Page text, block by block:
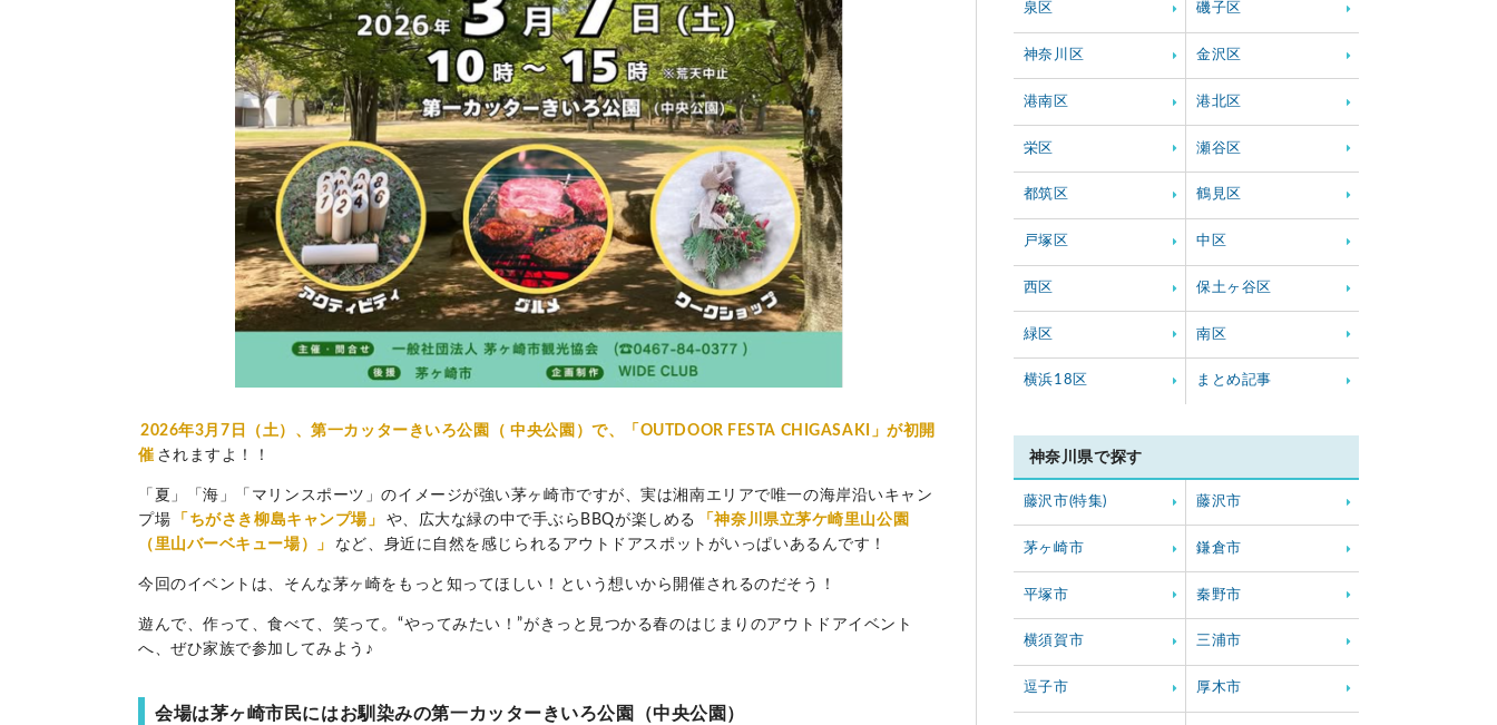
2026年3月7日（土）、第一カッターきいろ公園（ 中央公園）で、「OUTDOOR FESTA CHIGASAKI」が初開
催 されますよ！！
「夏」「海」「マリンスポーツ」のイメージが強い茅ヶ崎市ですが、実は湘南エリアで唯一の海岸沿いキャン
プ場
「ちがさき柳島キャンプ場」 や、広大な緑の中で手ぶらBBQが楽しめる
「神奈川県立茅ケ崎里山公園
（里山バーベキュー場）」
など、身近に自然を感じられるアウトドアスポットがいっぱいあるんです！
今回のイベントは、そんな茅ヶ崎をもっと知ってほしい！という想いから開催されるのだそう！
遊んで、作って、食べて、笑って。“やってみたい！”がきっと見つかる春のはじまりのアウトドアイベント
へ、ぜひ家族で参加してみよう♪
会場は茅ヶ崎市民にはお馴染みの第一カッターきいろ公園（中央公園）
泉区 磯子区
神奈川区 金沢区
港南区 港北区
栄区 瀬谷区
都筑区 鶴見区
戸塚区 中区
西区 保土ヶ谷区
緑区 南区
横浜18区 まとめ記事
神奈川県で探す
藤沢市(特集) 藤沢市
茅ヶ崎市 鎌倉市
平塚市 秦野市
横須賀市 三浦市
逗子市 厚木市